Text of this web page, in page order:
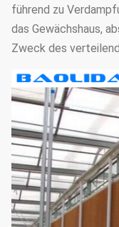
führend zu
das Gewächshaus,
Zweck des